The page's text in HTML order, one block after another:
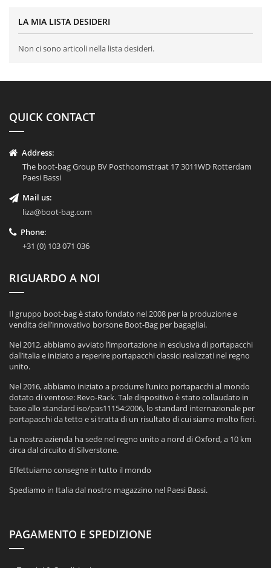
LA MIA LISTA DESIDERI
Non ci sono articoli nella lista desideri.
QUICK CONTACT
Address:
The boot-bag Group BV Posthoornstraat 17 3011WD Rotterdam
Paesi Bassi
Mail us:
liza@boot-bag.com
Phone:
+31 (0) 103 071 036
RIGUARDO A NOI
Il gruppo boot-bag è stato fondato nel 2008 per la produzione e
vendita dell’innovativo borsone Boot-Bag per bagagliai.
Nel 2012, abbiamo avviato l’importazione in esclusiva di portapacchi
dall’italia e iniziato a reperire portapacchi classici realizzati nel regno
unito.
Nel 2016, abbiamo iniziato a produrre l’unico portapacchi al mondo
dotato di ventose: Revo-Rack. Tale dispositivo è stato collaudato in
base allo standard iso/pas11154:2006, lo standard internazionale per
portapacchi da tetto e si tratta di un risultato di cui siamo molto fieri.
La nostra azienda ha sede nel regno unito a nord di Oxford, a 10 km
circa dal circuito di Silverstone.
Effettuiamo consegne in tutto il mondo
Spediamo in Italia dal nostro magazzino nel Paesi Bassi.
PAGAMENTO E SPEDIZIONE